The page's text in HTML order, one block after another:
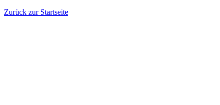
Zurück zur Startseite